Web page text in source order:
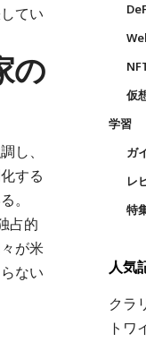
てい
の
し、
する
。
占的
が米
ない
仮
学習
ガ
レ
特
人気
クラ
トワ